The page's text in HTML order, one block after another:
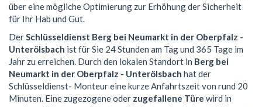
über eine mögliche Optimierung zur Erhöhung der Sicherheit
für Ihr Hab und Gut.
DerSchlüsseldienst Berg bei Neumarkt in der Oberpfalz -
Unterölsbach ist für Sie 24 Stunden am Tag und 365 Tage im
Jahr zu erreichen. Durch den lokalen Standort in Berg bei
Neumarkt in der Oberpfalz - Unterölsbach hat der
Schlüsseldienst- Monteur eine kurze Anfahrtszeit von rund 20
Minuten. Eine zugezogene oder zugefallene Türe wird in